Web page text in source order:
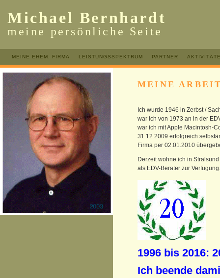
Michael Bernhardt
meine persönliche Seite
MEINE EHEM. FIRMA LEISTUNGSSPEKTRUM PARTNER
MEINE
Ich wurde 1946 in Zerbst /
war ich von 1973 an in der
war ich mit Apple Macintosh-
31.12.2009 erfolgreich
Firma per 02.01.2010
Derzeit wohne ich in
als EDV-Berater zur Verfügung.
1996 bis 2016:
Ich beende